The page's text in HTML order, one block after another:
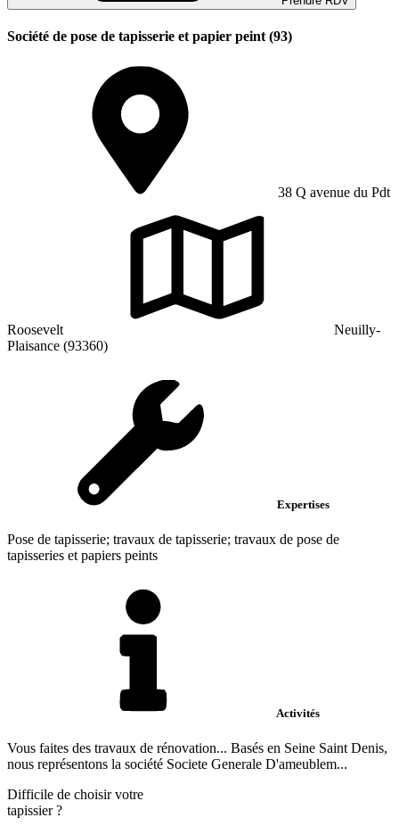
Société de pose de tapisserie et papier peint (93)
38 Q avenue du Pdt
Roosevelt
Neuilly-
Plaisance (93360)
Expertises
Pose de tapisserie; travaux de tapisserie; travaux de pose de
tapisseries et papiers peints
Activités
Vous faites des travaux de rénovation... Basés en Seine Saint Denis,
nous représentons la société Societe Generale D'ameublem...
Difficile de choisir votre
tapissier?